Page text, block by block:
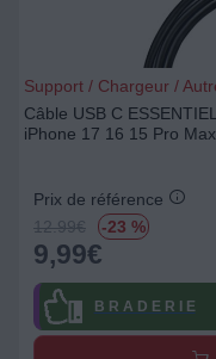
Support / Chargeur /
Câble USB C
iPhone 17 16 15 Pro
Prix de référence
12.99€ -23 %
9,99€
B R A D E R I E